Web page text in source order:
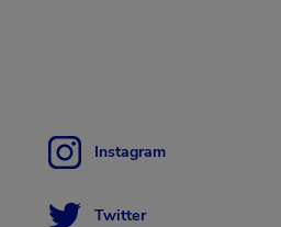
Instagram
Twitter